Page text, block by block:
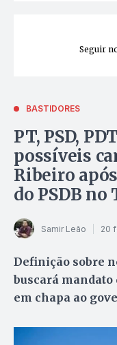
Seguir
BASTIDORES
PT, PSD,
possíveis
Ribeiro
do PSDB
Samir Leão 20
Definição sobre
buscará mandato
em chapa ao